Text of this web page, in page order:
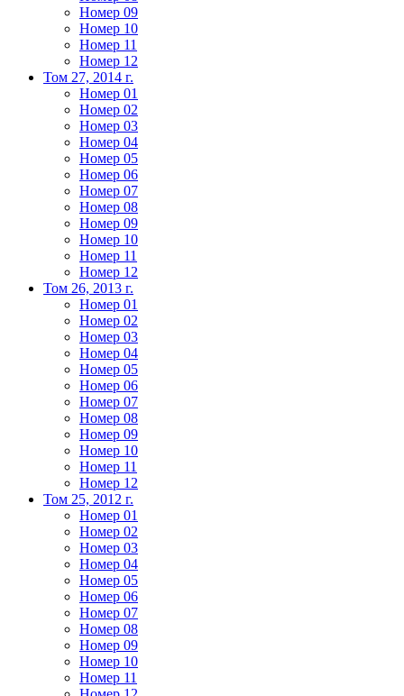
Номер 09
Номер 10
Номер 11
Номер 12
Том 27, 2014 г.
Номер 01
Номер 02
Номер 03
Номер 04
Номер 05
Номер 06
Номер 07
Номер 08
Номер 09
Номер 10
Номер 11
Номер 12
Том 26, 2013 г.
Номер 01
Номер 02
Номер 03
Номер 04
Номер 05
Номер 06
Номер 07
Номер 08
Номер 09
Номер 10
Номер 11
Номер 12
Том 25, 2012 г.
Номер 01
Номер 02
Номер 03
Номер 04
Номер 05
Номер 06
Номер 07
Номер 08
Номер 09
Номер 10
Номер 11